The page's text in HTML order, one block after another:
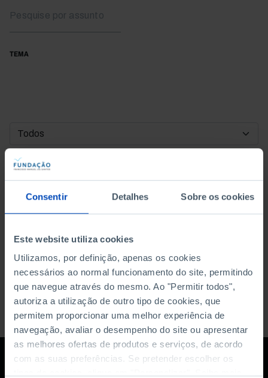
Consentir Detalhes Sobre os cookies
Este website utiliza cookies
Utilizamos, por definição, apenas os cookies
necessários ao normal funcionamento do site, permitindo
que navegue através do mesmo. Ao "Permitir todos",
autoriza a utilização de outro tipo de cookies, que
permitem proporcionar uma melhor experiência de
navegação, avaliar o desempenho do site ou apresentar
as melhores ofertas de produtos e serviços, de acordo
com as suas preferências. Se pretender escolher os
TEMA
DATA DE INÍCIO
DATA DE FIM